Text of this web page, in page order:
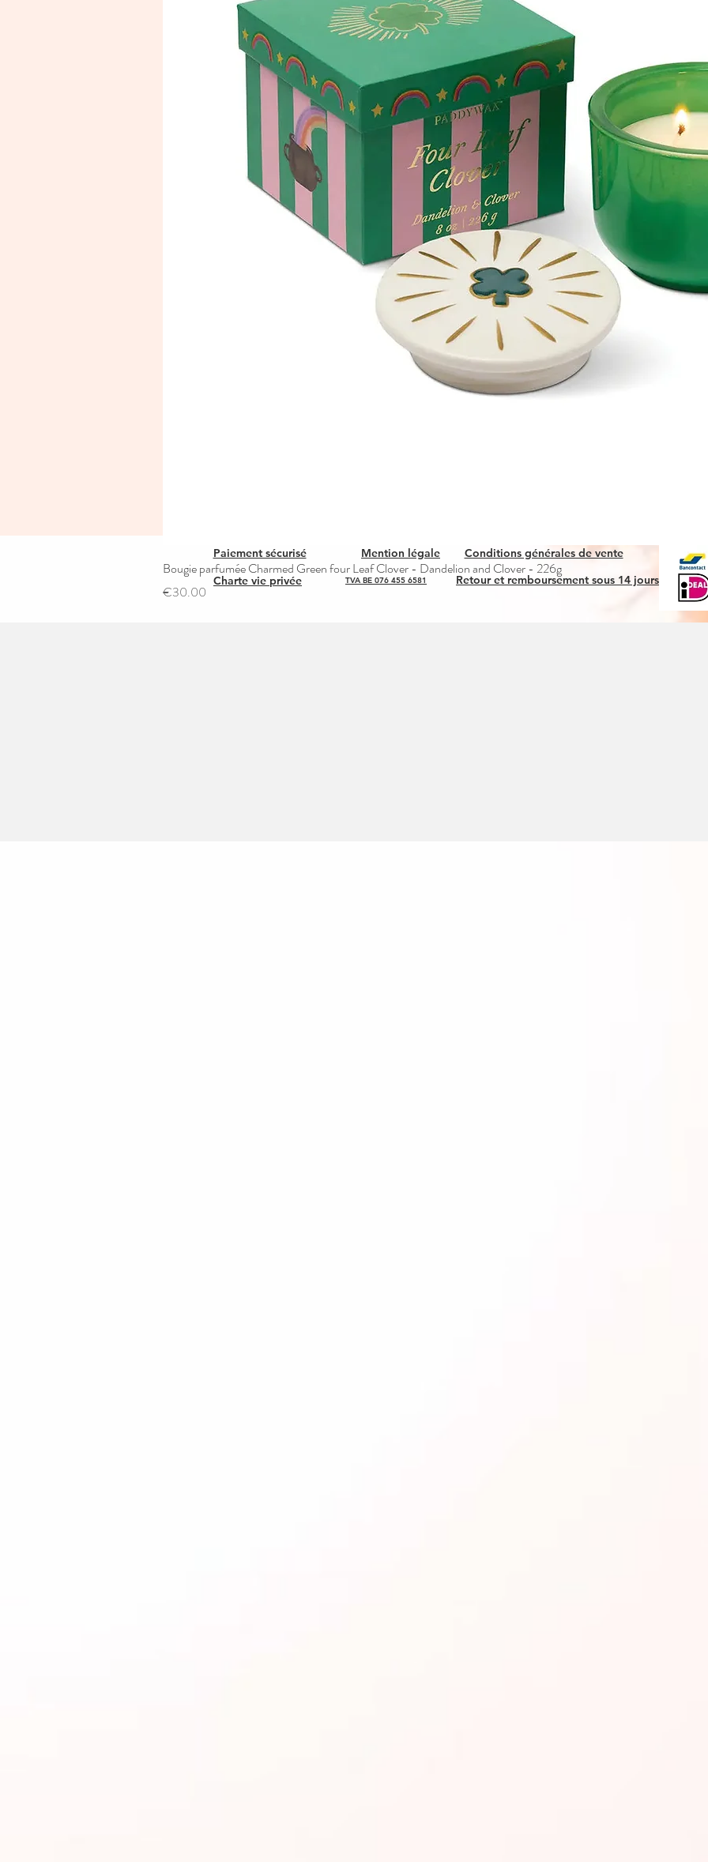
Quick View
Bougie parfumée Charmed Green four Leaf Clover - Dandelion and Clover - 226g
Price
€30.00
Paiement sécurisé Mention légale
Conditions générales de vente
Charte vie privée
Retour et remboursement sous 14 jours
TVA BE 076 455 6581